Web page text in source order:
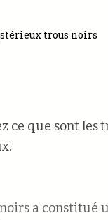
trous noirs
ce que sont les
a constitué